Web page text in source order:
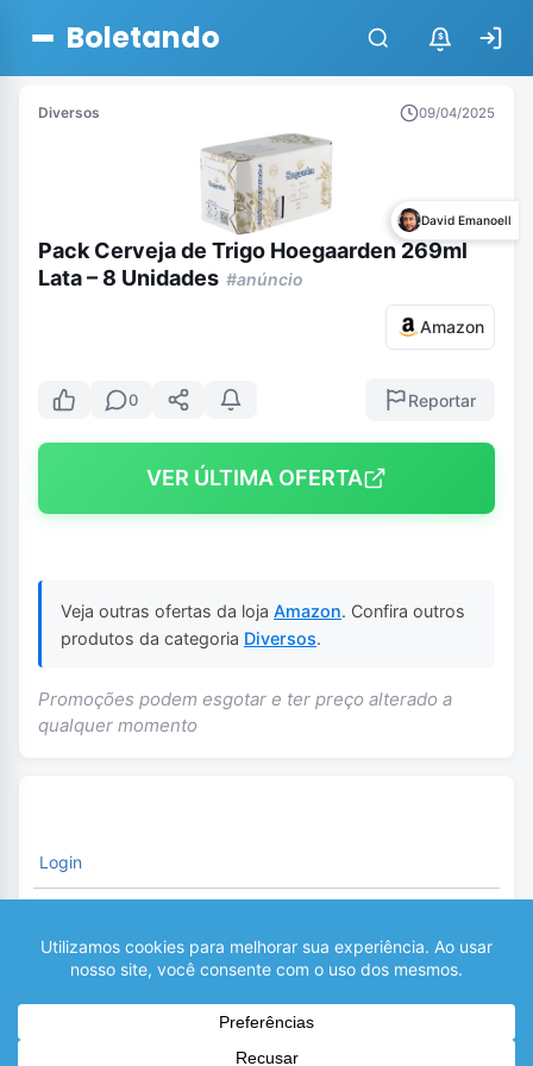
Boletando $
Diversos 09/04/2025
David Emanoell
Pack Cerveja de Trigo Hoegaarden 269ml
Lata – 8 Unidades #anúncio
Amazon
0 Reportar
VER ÚLTIMA OFERTA
Veja outras ofertas da loja Amazon. Confira outros
produtos da categoria Diversos.
Promoções podem esgotar e ter preço alterado a
qualquer momento
Login